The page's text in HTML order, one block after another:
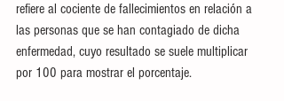
refiere al cociente de fallecimientos en relación a
las personas que se han contagiado de dicha
enfermedad, cuyo resultado se suele multiplicar
por 100 para mostrar el porcentaje.